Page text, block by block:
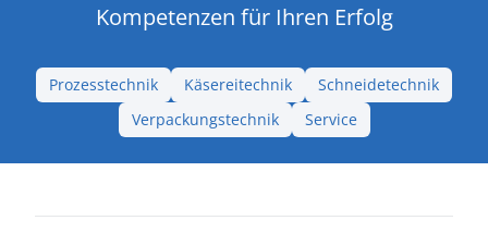
Kompetenzen für Ihren Erfolg
Prozesstechnik Käsereitechnik
Schneidetechnik
Verpackungstechnik
Service